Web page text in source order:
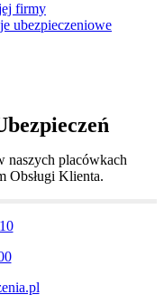
firmy
ubezpieczeniowe
naszych placówkach
Obsługi Klienta.